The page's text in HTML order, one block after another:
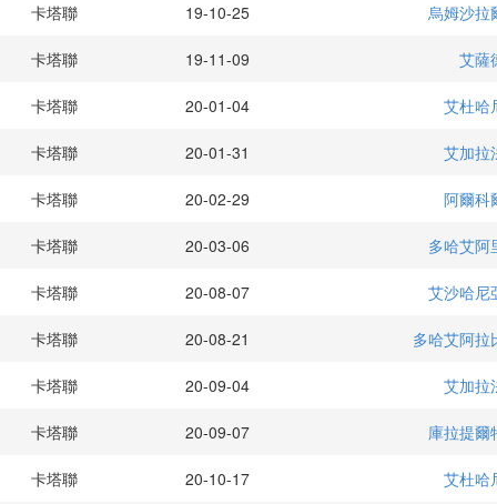
卡塔聯 19-10-25 烏姆沙拉
卡塔聯 19-11-09 艾薩
卡塔聯 20-01-04 艾杜哈
卡塔聯 20-01-31 艾加拉
卡塔聯 20-02-29 阿爾科
卡塔聯 20-03-06 多哈艾阿
卡塔聯 20-08-07 艾沙哈尼
卡塔聯 20-08-21 多哈艾阿拉
卡塔聯 20-09-04 艾加拉
卡塔聯 20-09-07 庫拉提爾
卡塔聯 20-10-17 艾杜哈